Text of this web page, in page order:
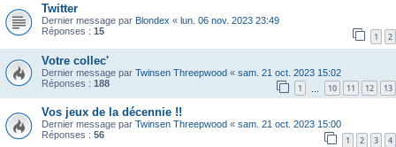
Twitter
Dernier message par Blondex « lun. 06 nov. 2023 23:49
Réponses : 15 1 2
Votre collec'
Dernier message par Twinsen Threepwood « sam. 21 oct. 2023 15:02
Réponses : 188 1 10 11 12 13
Vos jeux de la décennie !!
Dernier message par Twinsen Threepwood « sam. 21 oct. 2023 15:00
Réponses : 56 1 2 3 4